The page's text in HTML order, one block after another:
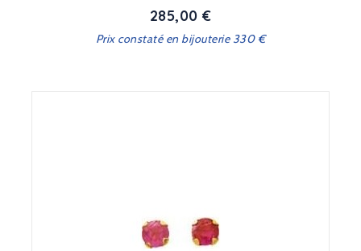
Prix
285,00 €
Prix constaté en bijouterie 330 €